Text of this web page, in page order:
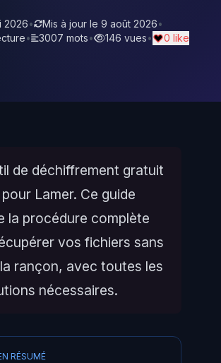
2026• Mis à jour le 9 août 2026•
• 3007 mots• 146 vues• 0 like
de déchiffrement gratuit
Lamer. Ce guide
la procédure complète
vos fichiers sans
rançon, avec toutes les
nécessaires.
RÉSUMÉ